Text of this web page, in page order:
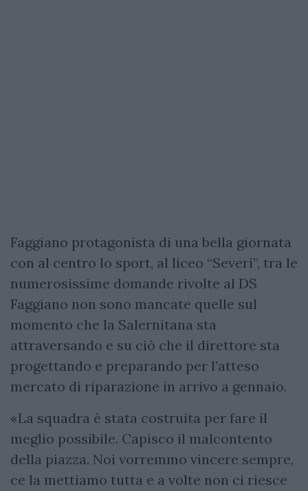
Faggiano protagonista di una bella giornata
con al centro lo sport, al liceo “Severi”, tra le
numerosissime domande rivolte al DS
Faggiano non sono mancate quelle sul
momento che la Salernitana sta
attraversando e su ciò che il direttore sta
progettando e preparando per l’atteso
mercato di riparazione in arrivo a gennaio.
«La squadra è stata costruita per fare il
meglio possibile. Capisco il malcontento
della piazza. Noi vorremmo vincere sempre,
ce la mettiamo tutta e a volte non ci riesce